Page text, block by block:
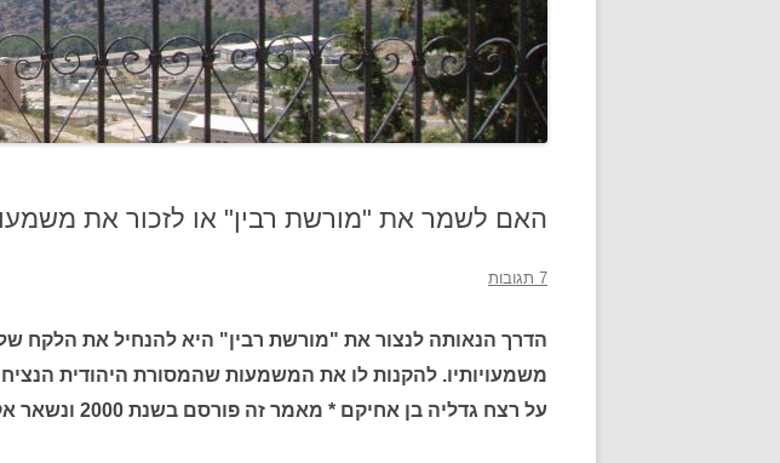
האם לשמר את "מורשת רבין" או לזכור את
7 תגובות
הדרך הנאותה לנצור את "מורשת רבין" היא להנחיל את הלקח
משמעויותיו. להקנות לו את המשמעות שהמסורת היהודית
על רצח גדליה בן אחיקם * מאמר זה פורסם בשנת 2000 ונשאר אקטואלי גם היום